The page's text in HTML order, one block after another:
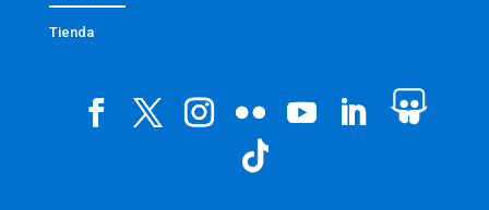
Tienda